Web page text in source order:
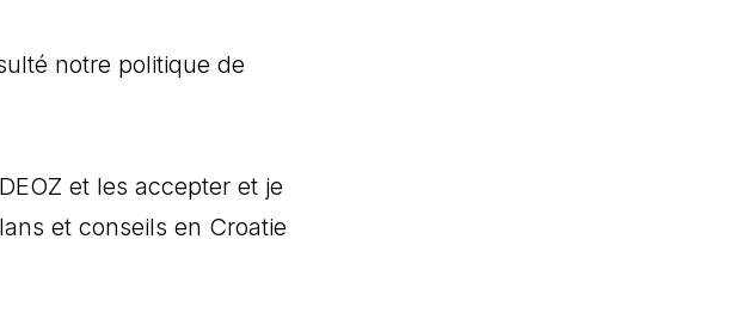
notre politique de
et les accepter et je
et conseils en Croatie